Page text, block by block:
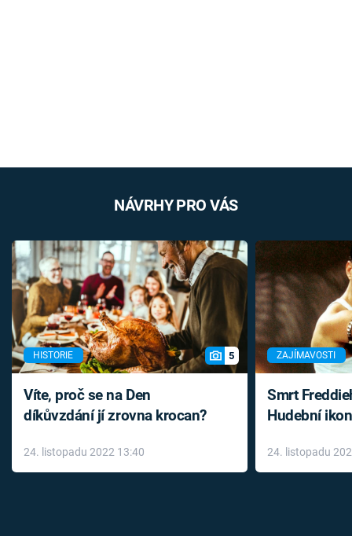
NÁVRHY PRO VÁS
HISTORIE 5
Víte, proč se na Den
díkůvzdání jí zrovna krocan?
24. listopadu 2022 13:40
ZAJÍMAVOSTI
Smrt
Hudební
léky
24. listopadu